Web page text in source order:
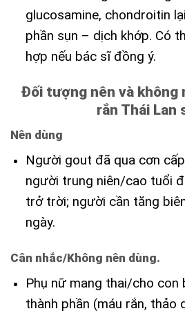
glucosamine, chondroitin
phần sụn – dịch khớp. Có
hợp nếu bác sĩ đồng ý.
Đối tượng nên và không
rắn Thái Lan
Nên dùng
Người gout đã qua cơn
người trung niên/cao tuổi
trở trời; người cần tăng
ngày.
Cân nhắc/Không nên dùng.
Phụ nữ mang thai/cho con
thành phần (máu rắn, thảo